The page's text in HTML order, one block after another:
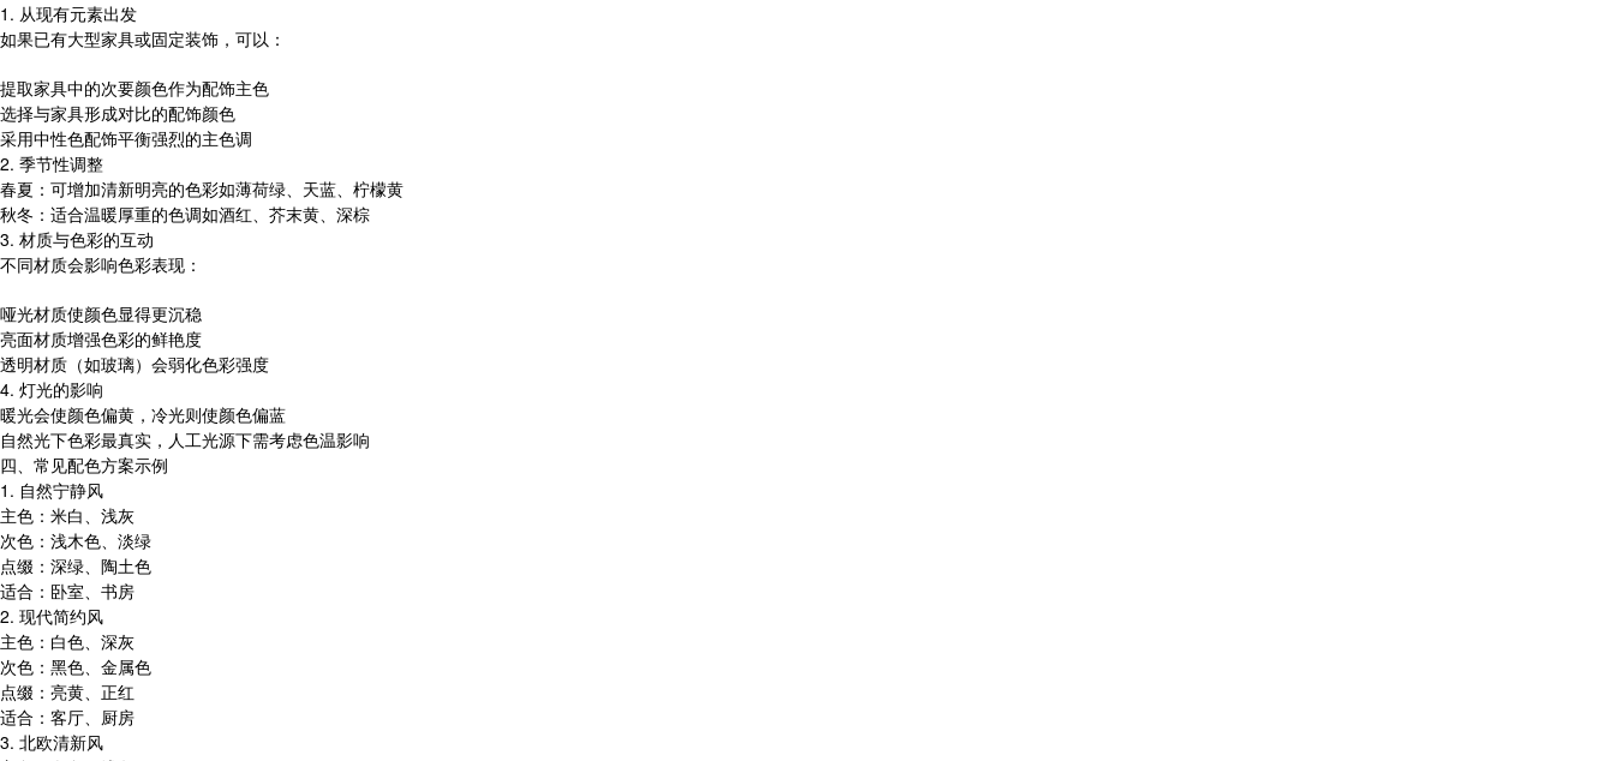
1. 从现有元素出发
如果已有大型家具或固定装饰，可以：
提取家具中的次要颜色作为配饰主色
选择与家具形成对比的配饰颜色
采用中性色配饰平衡强烈的主色调
2. 季节性调整
春夏：可增加清新明亮的色彩如薄荷绿、天蓝、柠檬黄
秋冬：适合温暖厚重的色调如酒红、芥末黄、深棕
3. 材质与色彩的互动
不同材质会影响色彩表现：
哑光材质使颜色显得更沉稳
亮面材质增强色彩的鲜艳度
透明材质（如玻璃）会弱化色彩强度
4. 灯光的影响
暖光会使颜色偏黄，冷光则使颜色偏蓝
自然光下色彩最真实，人工光源下需考虑色温影响
四、常见配色方案示例
1. 自然宁静风
主色：米白、浅灰
次色：浅木色、淡绿
点缀：深绿、陶土色
适合：卧室、书房
2. 现代简约风
主色：白色、深灰
次色：黑色、金属色
点缀：亮黄、正红
适合：客厅、厨房
3. 北欧清新风